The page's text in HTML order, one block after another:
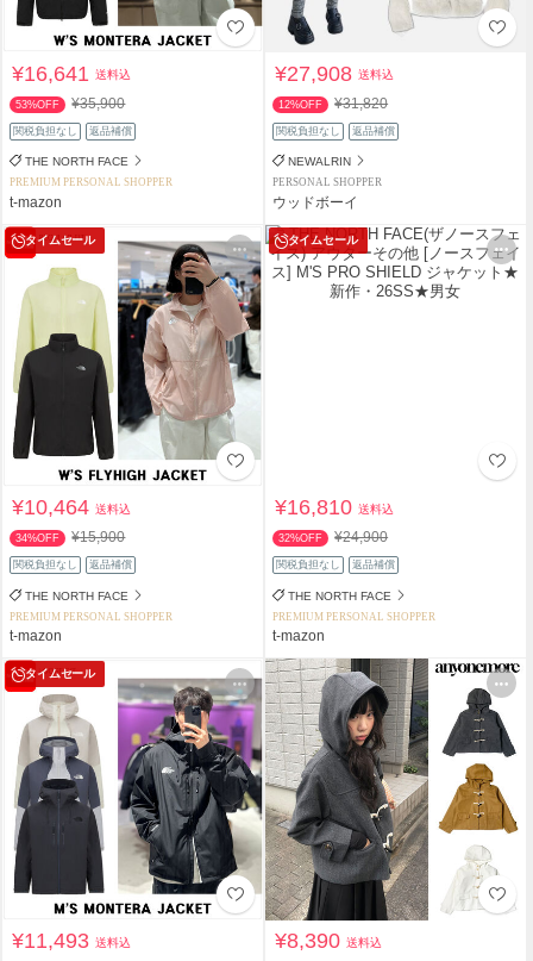
¥16,641送料込
53%OFF ¥35,900
関税負担なし 返品補償
THE NORTH FACE
PREMIUM PERSONAL SHOPPER
t-mazon
¥27,908送料込
12%OFF ¥31,820
関税負担なし 返品補償
NEWALRIN
PERSONAL SHOPPER
ウッドボーイ
タイムセール
¥10,464送料込
34%OFF ¥15,900
関税負担なし 返品補償
THE NORTH FACE
PREMIUM PERSONAL SHOPPER
t-mazon
タイムセール
¥16,810送料込
32%OFF ¥24,900
関税負担なし 返品補償
THE NORTH FACE
PREMIUM PERSONAL SHOPPER
t-mazon
タイムセール
¥11,493送料込 ¥8,390送料込